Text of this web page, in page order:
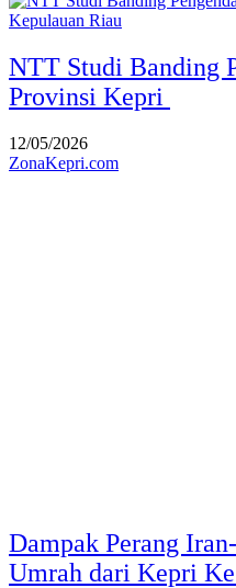
Kepulauan Riau
NTT Studi Banding
Provinsi Kepri
12/05/2026
ZonaKepri.com
Dampak Perang
Umrah dari Kepri